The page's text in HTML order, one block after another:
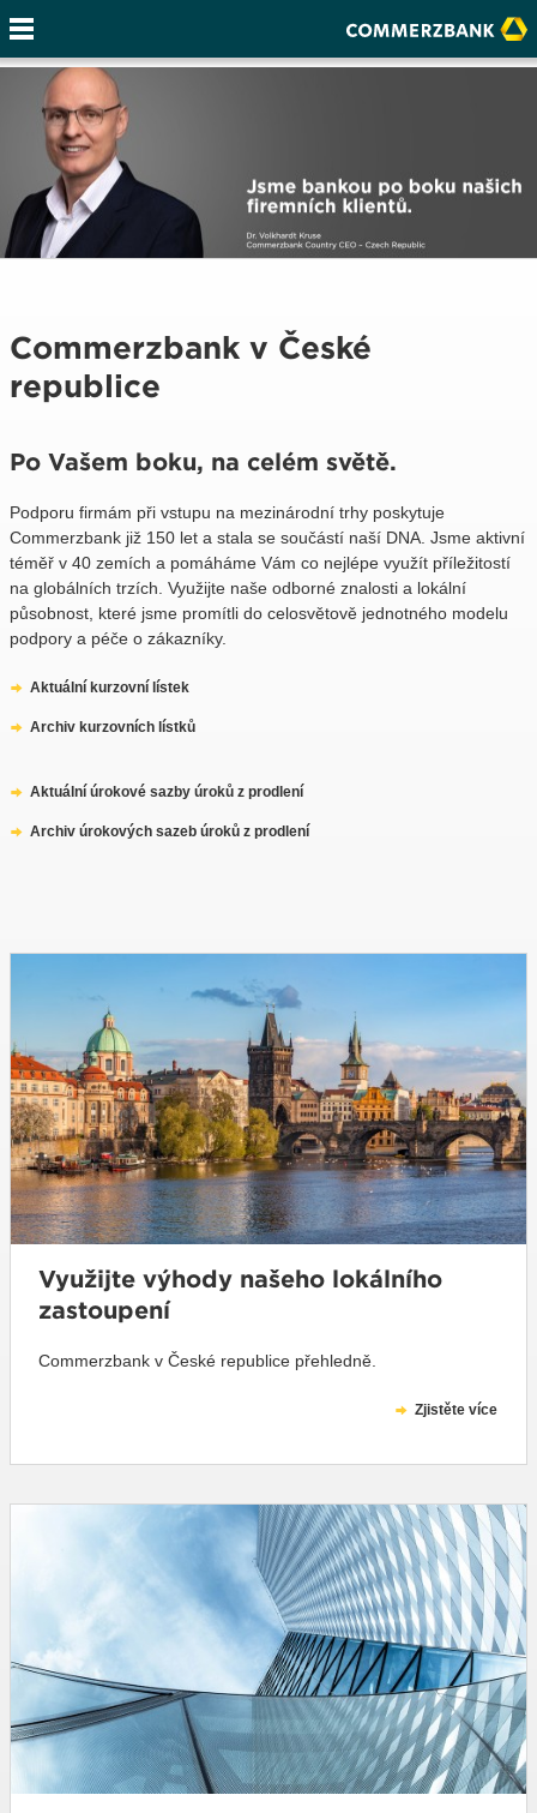
Commerzbank v České
republice
Po Vašem boku, na celém světě.
Podporu firmám při vstupu na mezinárodní trhy poskytuje
Commerzbank již 150 let a stala se součástí naší DNA. Jsme aktivní
téměř v 40 zemích a pomáháme Vám co nejlépe využít příležitostí
na globálních trzích. Využijte naše odborné znalosti a lokální
působnost, které jsme promítli do celosvětově jednotného modelu
podpory a péče o zákazníky.
Aktuální kurzovní lístek
Archiv kurzovních lístků
Aktuální úrokové sazby úroků z prodlení
Archiv úrokových sazeb úroků z prodlení
Využijte výhody našeho lokálního
zastoupení
Commerzbank v České republice přehledně.
Zjistěte více